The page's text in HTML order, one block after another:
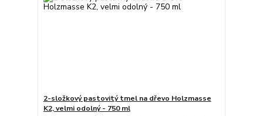
2-složkový pastovitý tmel na dřevo Holzmasse
K2, velmi odolný - 750 ml